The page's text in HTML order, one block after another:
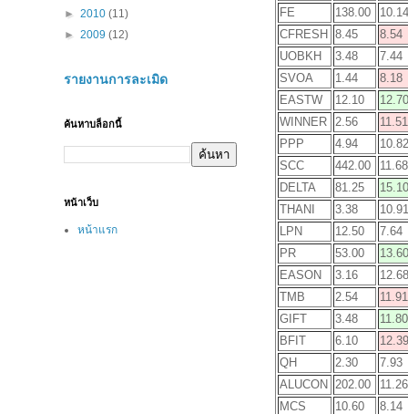
FE 138.00
10.14
CFRESH 8.45
8.54
UOBKH
3.48
7.44
SVOA
1.44
8.18
EASTW
12.10
12.70
WINNER
2.56
11.51
PPP
4.94
10.82
SCC
442.00
11.68
DELTA
81.25
15.10
THANI
3.38
10.91
LPN
12.50
7.64
PR
53.00
13.60
EASON
3.16
12.68
TMB
2.54
11.91
GIFT
3.48
11.80
BFIT
6.10
12.39
QH
2.30
7.93
ALUCON 202.00
11.26
MCS
10.60
8.14
► 2010 (11)
► 2009 (12)
รายงานการละเมิด
ค้นหาบล็อกนี้
หน้าเว็บ
หน้าแรก